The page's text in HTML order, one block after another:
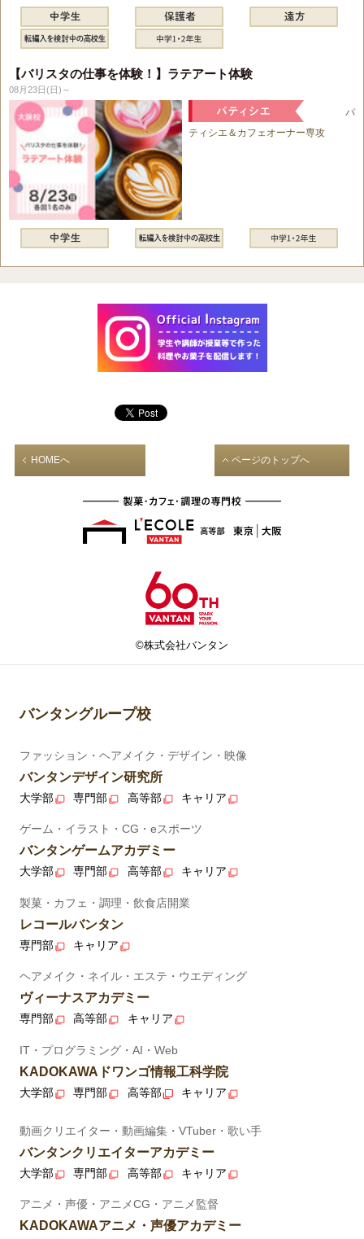
【バリスタの仕事を体験！】ラテアート体験
08月23日(日)～
パ
ティシエ＆カフェオーナー専攻
HOMEへ ページのトップへ
©株式会社バンタン
バンタングループ校
ファッション・ヘアメイク・デザイン・映像
バンタンデザイン研究所
大学部 専門部 高等部 キャリア
ゲーム・イラスト・CG・eスポーツ
バンタンゲームアカデミー
大学部 専門部 高等部 キャリア
製菓・カフェ・調理・飲食店開業
レコールバンタン
専門部 キャリア
ヘアメイク・ネイル・エステ・ウエディング
ヴィーナスアカデミー
専門部 高等部 キャリア
IT・プログラミング・AI・Web
KADOKAWAドワンゴ情報工科学院
大学部 専門部 高等部 キャリア
動画クリエイター・動画編集・VTuber・歌い手
バンタンクリエイターアカデミー
大学部 専門部 高等部 キャリア
アニメ・声優・アニメCG・アニメ監督
KADOKAWAアニメ・声優アカデミー